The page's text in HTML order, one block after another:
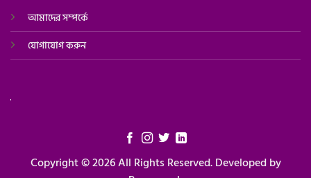
আমাদের সম্পর্কে
যোগাযোগ করুন
Copyright © 2026 All Rights Reserved. Developed by